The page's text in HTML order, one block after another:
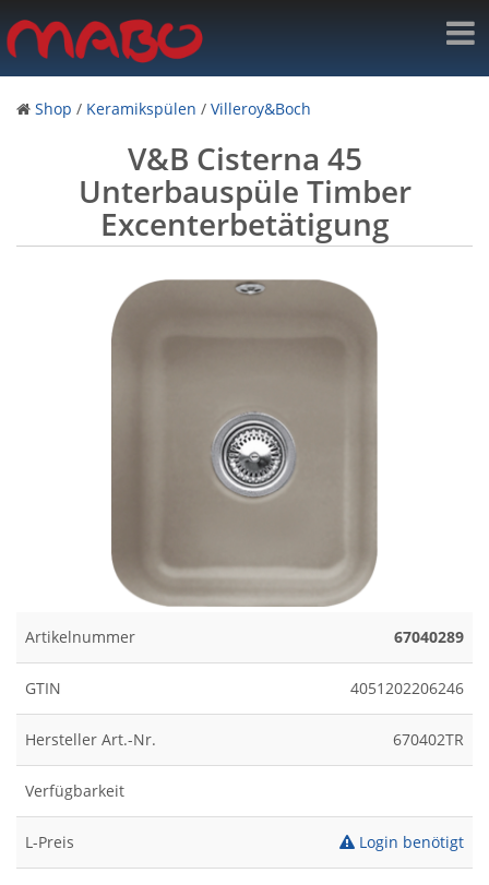
Shop / Keramikspülen / Villeroy&Boch
V&B Cisterna 45
Unterbauspüle Timber
Excenterbetätigung
Artikelnummer 67040289
GTIN 4051202206246
Hersteller Art.-Nr. 670402TR
Verfügbarkeit
L-Preis Login benötigt